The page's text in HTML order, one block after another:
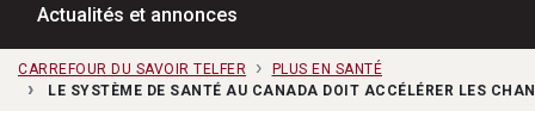
Actualités et annonces
CARREFOUR DU SAVOIR TELFER
PLUS EN SANTÉ
LE SYSTÈME DE SANTÉ AU CANADA DOIT ACCÉLÉRER LES